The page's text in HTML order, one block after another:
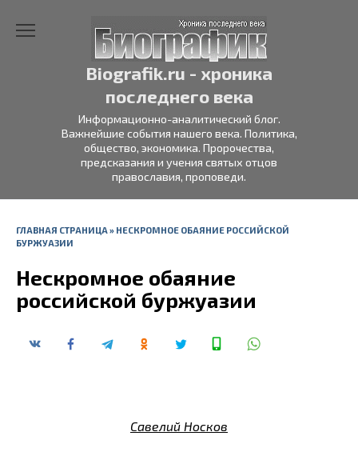
Biografik.ru - хроника
последнего века
Информационно-аналитический блог.
Важнейшие события нашего века. Политика,
общество, экономика. Пророчества,
предсказания и учения святых отцов
православия, проповеди.
ГЛАВНАЯ СТРАНИЦА» НЕСКРОМНОЕ ОБАЯНИЕ РОССИЙСКОЙ
БУРЖУАЗИИ
Нескромное обаяние
российской буржуазии
Савелий Носков